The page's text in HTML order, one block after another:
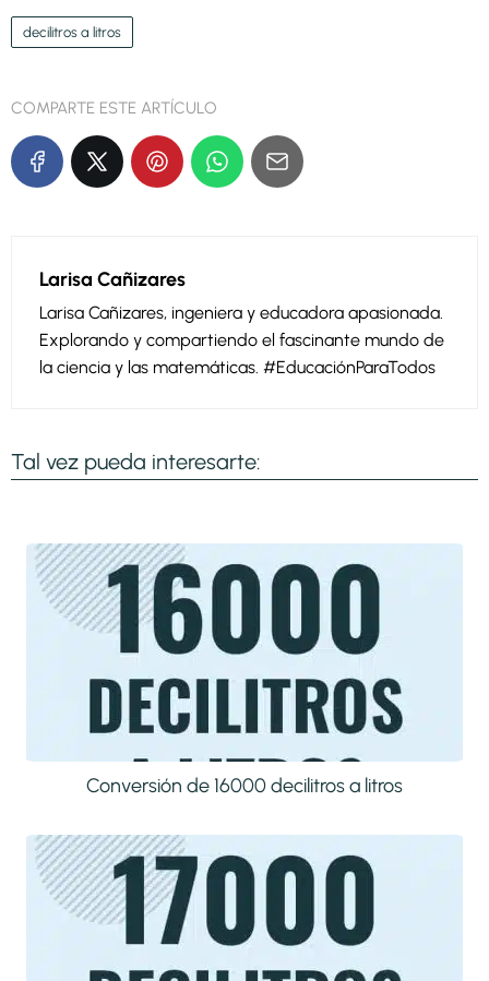
decilitros a litros
COMPARTE ESTE ARTÍCULO
Larisa Cañizares
Larisa Cañizares, ingeniera y educadora apasionada.
Explorando y compartiendo el fascinante mundo de
la ciencia y las matemáticas. #EducaciónParaTodos
Tal vez pueda interesarte:
Conversión de 16000 decilitros a litros